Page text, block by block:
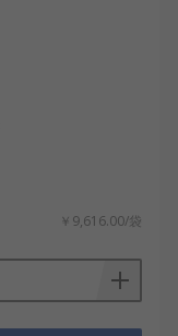
￥9,616.00/袋